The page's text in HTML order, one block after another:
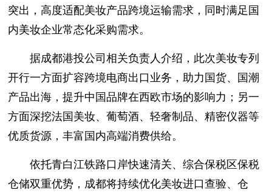
突出，高度适配美妆产品跨境运输需求，同时满足国
内美妆企业常态化采购需求。
据成都港投公司相关负责人介绍，此次美妆专列
开行一方面扩容跨境电商出口业务，助力国货、国潮
产品出海，提升中国品牌在西欧市场的影响力；另一
方面深挖法国美妆、葡萄酒、轻奢制品、精密仪器等
优质货源，丰富国内高端消费供给。
依托青白江铁路口岸快速清关、综合保税区保税
仓储双重优势，成都将持续优化美妆进口查验、仓